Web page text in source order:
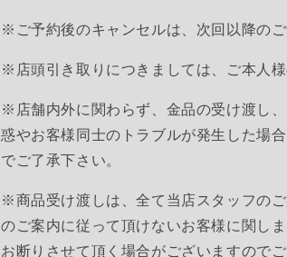
※ご予約後のキャンセルは、次回以降の
※店頭引き取りにつきましては、ご本人
※店舗内外に関わらず、金品の受け渡し
惑やお客様同士のトラブルが発生した場
でご了承下さい。
※商品受け渡しは、全て当店スタッフの
のご案内に従って頂けないお客様に関し
お断りさせて頂く場合がございますのでご